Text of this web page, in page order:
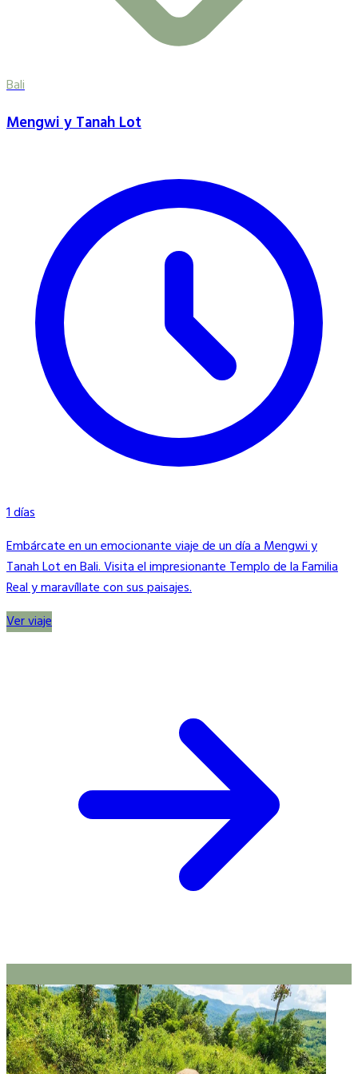
Bali
Mengwi y Tanah Lot
1 días
Embárcate en un emocionante viaje de un día a Mengwi y
Tanah Lot en Bali. Visita el impresionante Templo de la Familia
Real y maravíllate con sus paisajes.
Ver viaje